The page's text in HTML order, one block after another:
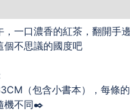
，一口濃香的紅茶，翻開手
個不思議的國度吧
（包含小書本），每條
機不同✒️